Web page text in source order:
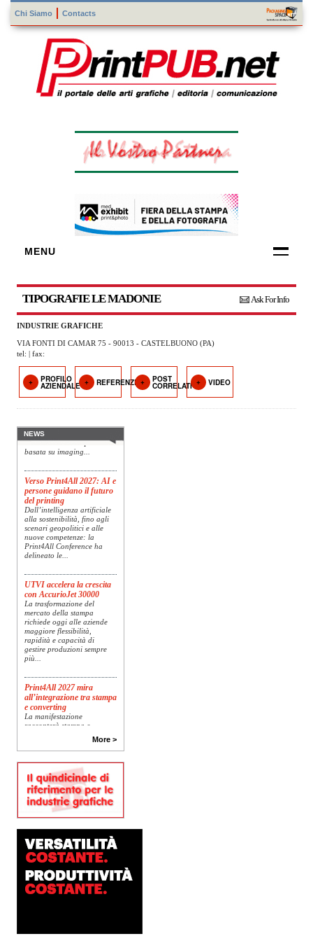
Chi Siamo Contacts
MENU
ZOOM
TEMATICI
Ask For Info
TIPOGRAFIE LE MADONIE
INDUSTRIE GRAFICHE
VIA FONTI DI CAMAR 75 - 90013 - CASTELBUONO (PA)
tel: | fax:
PROFILO
AZIENDALE REFERENZE POST
CORRELATI VIDEO
NEWS
Konica Minolta presenta
presenta Specim RETEX,
una soluzione completa
basata su imaging...
Verso Print4All 2027: AI e
persone guidano il futuro
del printing
Dall’intelligenza artificiale
alla sostenibilità, fino agli
scenari geopolitici e alle
nuove competenze: la
Print4All Conference ha
delineato le...
UTVI accelera la crescita
con AccurioJet 30000
La trasformazione del
mercato della stampa
richiede oggi alle aziende
maggiore flessibilità,
rapidità e capacità di
gestire produzioni sempre
più...
Print4All 2027 mira
all’integrazione tra stampa
e converting
La manifestazione
racconterà stampa e
package printing alle
applicazioni industriali, fino
Platinum Technologies
presenta SIGNATURE
Flatbed
approfondita delle reali
esigenze produttive del
mercato, Platinum
Technologies, centro
europeo di ricerca e...
More >